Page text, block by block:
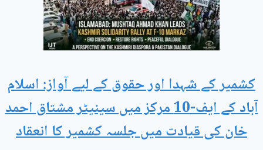
کشمیر کے شہدا اور حقوق کے لیے آواز: اسلام
آباد کے ایف-10 مرکز میں سینیٹر مشتاق احمد
خان کی قیادت میں جلسہ کشمیر کا انعقاد